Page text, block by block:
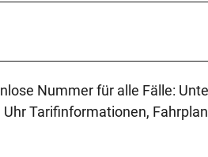
Nummer für alle Fälle:
Tarifinformationen,